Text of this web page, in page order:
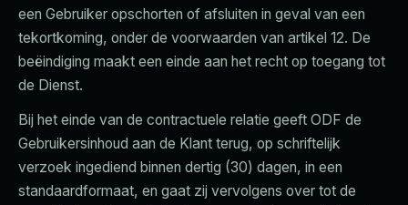
een Gebruiker opschorten of afsluiten in geval van een
tekortkoming, onder de voorwaarden van artikel 12. De
beëindiging maakt een einde aan het recht op toegang tot
de Dienst.
Bij het einde van de contractuele relatie geeft ODF de
Gebruikersinhoud aan de Klant terug, op schriftelijk
verzoek ingediend binnen dertig (30) dagen, in een
standaardformaat, en gaat zij vervolgens over tot de